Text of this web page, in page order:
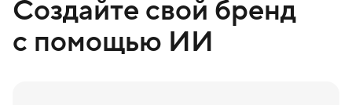
Создайте свой бренд
с помощью ИИ